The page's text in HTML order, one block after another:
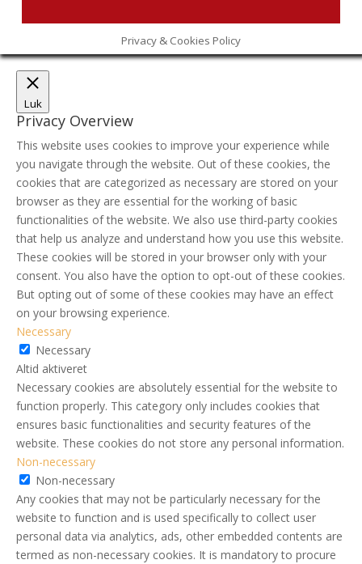
Privacy & Cookies Policy
Luk
Privacy Overview
This website uses cookies to improve your experience while
you navigate through the website. Out of these cookies, the
cookies that are categorized as necessary are stored on your
browser as they are essential for the working of basic
functionalities of the website. We also use third-party cookies
that help us analyze and understand how you use this website.
These cookies will be stored in your browser only with your
consent. You also have the option to opt-out of these cookies.
But opting out of some of these cookies may have an effect
on your browsing experience.
Necessary
Necessary
Altid aktiveret
Necessary cookies are absolutely essential for the website to
function properly. This category only includes cookies that
ensures basic functionalities and security features of the
website. These cookies do not store any personal information.
Non-necessary
Non-necessary
Any cookies that may not be particularly necessary for the
website to function and is used specifically to collect user
personal data via analytics, ads, other embedded contents are
termed as non-necessary cookies. It is mandatory to procure